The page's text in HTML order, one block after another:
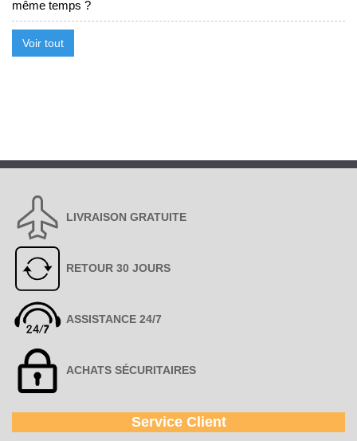
même temps ?
Voir tout
LIVRAISON GRATUITE
RETOUR 30 JOURS
ASSISTANCE 24/7
ACHATS SÉCURITAIRES
Service Client